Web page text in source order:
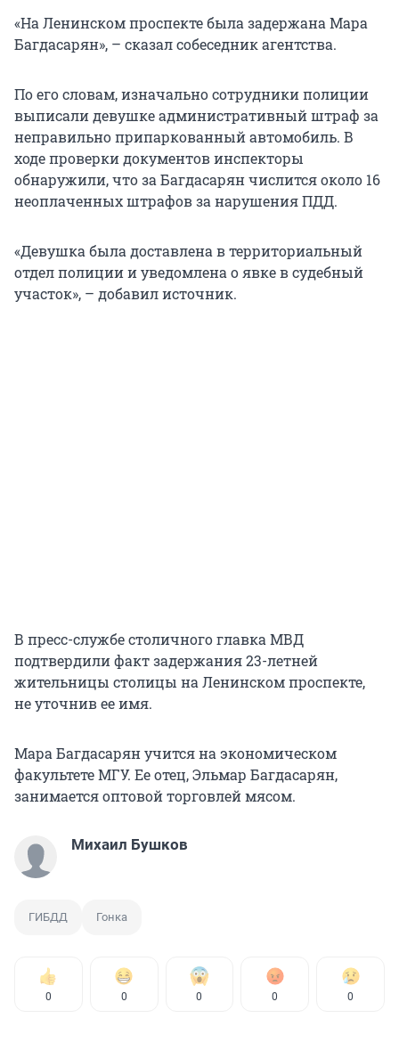
«На Ленинском проспекте была задержана Мара
Багдасарян», – сказал собеседник агентства.
По его словам, изначально сотрудники полиции
выписали девушке административный штраф за
неправильно припаркованный автомобиль. В
ходе проверки документов инспекторы
обнаружили, что за Багдасарян числится около 16
неоплаченных штрафов за нарушения ПДД.
«Девушка была доставлена в территориальный
отдел полиции и уведомлена о явке в судебный
участок», – добавил источник.
В пресс-службе столичного главка МВД
подтвердили факт задержания 23-летней
жительницы столицы на Ленинском проспекте,
не уточнив ее имя.
Мара Багдасарян учится на экономическом
факультете МГУ. Ее отец, Эльмар Багдасарян,
занимается оптовой торговлей мясом.
Михаил Бушков
ГИБДД Гонка
0 0 0 0 0